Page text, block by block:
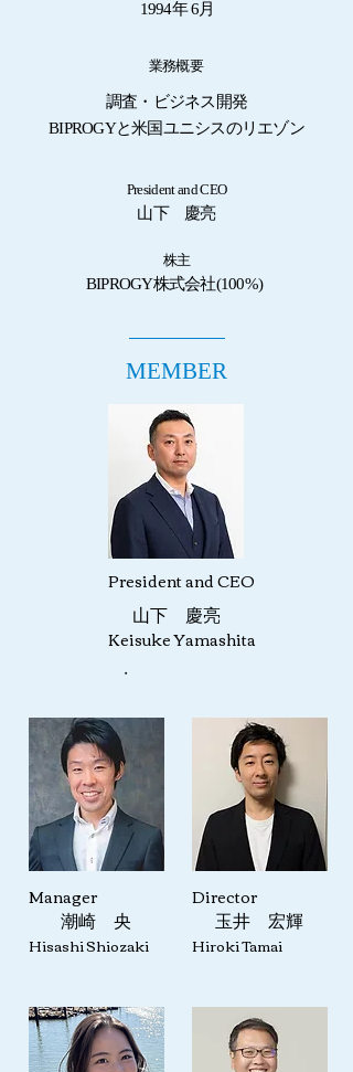
1994年 6月
業務概要
調査・ビジネス開発
BIPROGYと米国ユニシスのリエゾン
President and CEO
​山下 慶亮
株主
BIPROGY株式会社(100%)
MEMBER
President and CEO
山下 慶亮
Keisuke Yamashita
​・
Manager
潮崎 央
Hisashi Shiozaki
Director
​玉井 宏輝
Hiroki Tamai